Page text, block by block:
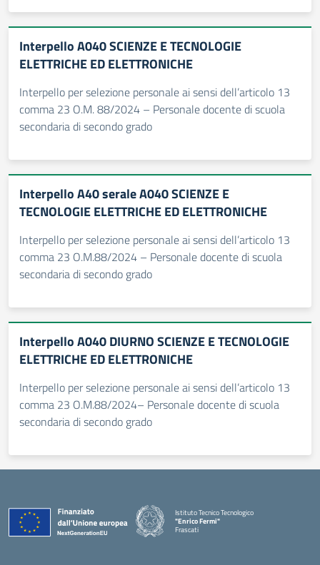
Interpello A040 SCIENZE E TECNOLOGIE
ELETTRICHE ED ELETTRONICHE
Interpello per selezione personale ai sensi dell’articolo 13
comma 23 O.M. 88/2024 – Personale docente di scuola
secondaria di secondo grado
Interpello A40 serale A040 SCIENZE E
TECNOLOGIE ELETTRICHE ED ELETTRONICHE
Interpello per selezione personale ai sensi dell’articolo 13
comma 23 O.M.88/2024 – Personale docente di scuola
secondaria di secondo grado
Interpello A040 DIURNO SCIENZE E TECNOLOGIE
ELETTRICHE ED ELETTRONICHE
Interpello per selezione personale ai sensi dell’articolo 13
comma 23 O.M.88/2024– Personale docente di scuola
secondaria di secondo grado
Istituto Tecnico Tecnologico
"Enrico Fermi"
Frascati